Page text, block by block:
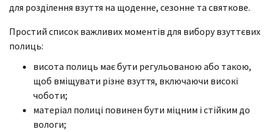
для розділення взуття на щоденне, сезонне та святкове.
Простий список важливих моментів для вибору взуттєвих
полиць:
висота полиць має бути регульованою або такою,
щоб вміщувати різне взуття, включаючи високі
чоботи;
матеріал полиці повинен бути міцним і стійким до
вологи;